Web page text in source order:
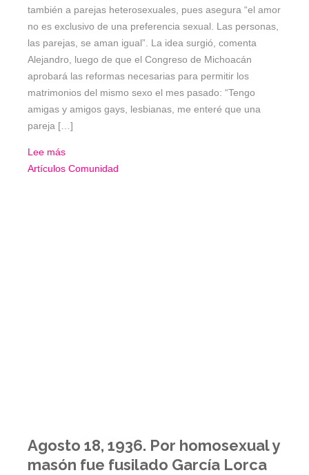
también a parejas heterosexuales, pues asegura “el amor
no es exclusivo de una preferencia sexual. Las personas,
las parejas, se aman igual”. La idea surgió, comenta
Alejandro, luego de que el Congreso de Michoacán
aprobará las reformas necesarias para permitir los
matrimonios del mismo sexo el mes pasado: “Tengo
amigas y amigos gays, lesbianas, me enteré que una
pareja […]
Lee más
Artículos Comunidad
Agosto 18, 1936. Por homosexual y
masón fue fusilado García Lorca